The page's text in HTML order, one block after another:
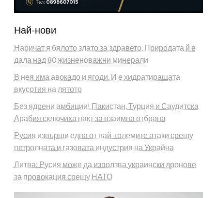
Най-нови
Наричат я бялото злато за здравето. Природата й е
дала над 80 жизненоважни минерали
В нея има авокадо и ягоди. И е хидратиращата
вкусотия на лятото
Без ядрени амбиции! Пакистан, Турция и Саудитска
Арабия сключиха пакт за взаимна отбрана
Русия извърши една от най-големите атаки срещу
петролната и газовата индустрия на Украйна
Литва: Русия може да използва украински дронове
за провокация срещу НАТО